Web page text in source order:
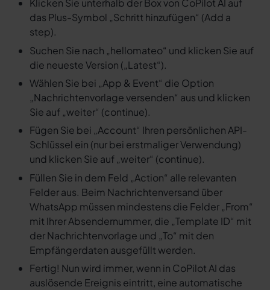
Klicken Sie unterhalb der Box von CoPilot AI auf
das Plus-Symbol „Schritt hinzufügen“ (Add a
step).
Suchen Sie nach „hellomateo“ und klicken Sie auf
die neueste Version („Latest“).
Wählen Sie bei „App & Event“ die Option
„Nachrichtenvorlage versenden“ aus und klicken
Sie auf „weiter“ (continue).
Fügen Sie bei „Account“ Ihren persönlichen API-
Schlüssel ein (nur bei erstmaliger Verwendung)
und klicken Sie auf „weiter“ (continue).
Füllen Sie in dem Feld „Action“ alle relevanten
Felder aus. Beim Nachrichtenversand über
WhatsApp müssen mindestens die Felder „From“
mit Ihrer Absendernummer, die „Template ID“ mit
der Nachrichtenvorlage und „To“ mit den
Empfängerdaten ausgefüllt werden.
Fertig! Nun wird immer, wenn in CoPilot AI das
auslösende Ereignis eintritt, eine automatische